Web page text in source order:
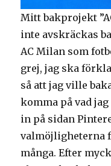
Mitt bakprojekt
inte avskräckas
AC Milan som
grej, jag ska
så att jag ville
komma på vad
in på sidan
valmöjligheterna
många. Efter